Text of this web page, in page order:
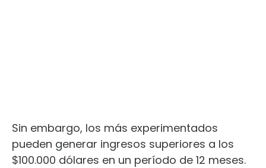
Sin embargo, los más experimentados
pueden generar ingresos superiores a los
$100.000 dólares en un período de 12 meses.